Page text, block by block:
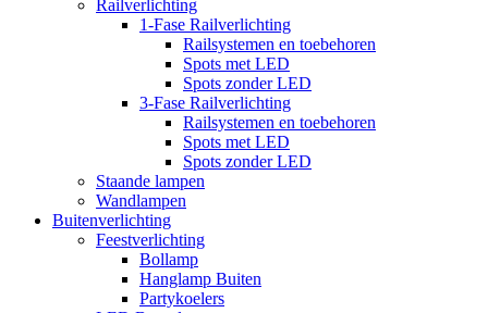
Railverlichting
1-Fase Railverlichting
Railsystemen en toebehoren
Spots met LED
Spots zonder LED
3-Fase Railverlichting
Railsystemen en toebehoren
Spots met LED
Spots zonder LED
Staande lampen
Wandlampen
Buitenverlichting
Feestverlichting
Bollamp
Hanglamp Buiten
Partykoelers